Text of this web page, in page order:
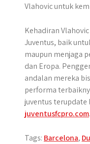
Vlahovic untuk
Kehadiran
Juventus, baik
maupun menjaga
dan Eropa.
andalan mereka
performa
juventus terupdate
juventusfcpro.com.
Tags: Barcelona,